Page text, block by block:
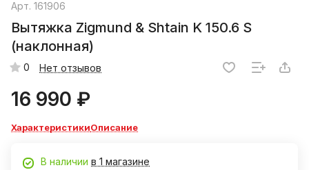
Арт. 161906
Вытяжка Zigmund & Shtain K 150.6 S
(наклонная)
0 Нет отзывов
16 990 ₽
ХарактеристикиОписание
В наличии в 1 магазине